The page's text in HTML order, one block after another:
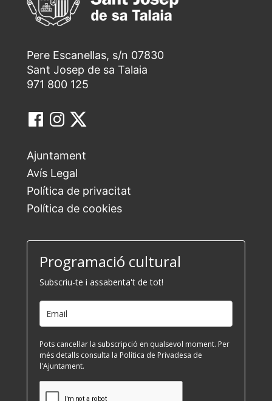
Pere Escanellas, s/n 07830
Sant Josep de sa Talaia
971 800 125
Ajuntament
Avís Legal
Política de privacitat
Política de cookies
Programació cultural
Subscriu-te i assabenta't de tot!
Pots cancel·lar la subscripció en qualsevol moment. Per
més detalls consulta la Política de Privadesa de
l'Ajuntament.